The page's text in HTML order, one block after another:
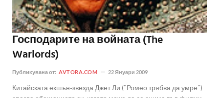
Господарите на войната (The
Warlords)
Публикувана от: AVTORA.COM 22 Януари 2009
Китайската екшън-звезда Джет Ли ("Ромео трябва да умре")